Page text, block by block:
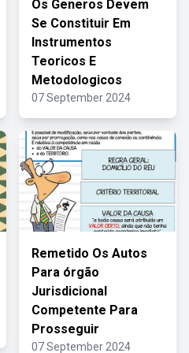
Os Generos Devem
Se Constituir Em
Instrumentos
Teoricos E
Metodologicos
07 September 2024
Remetido Os Autos
Para órgão
Jurisdicional
Competente Para
Prosseguir
07 September 2024